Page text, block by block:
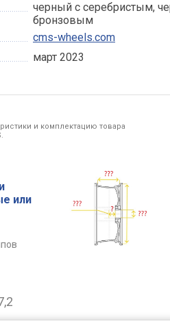
черный с серебристым,
бронзовым
cms-wheels.com
март 2023
и комплектацию товара
или